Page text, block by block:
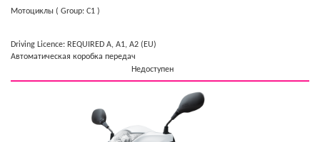
Мотоциклы ( Group: C1 )
Driving Licence: REQUIRED A, A1, A2 (EU)
Автоматическая коробка передач
Недоступен